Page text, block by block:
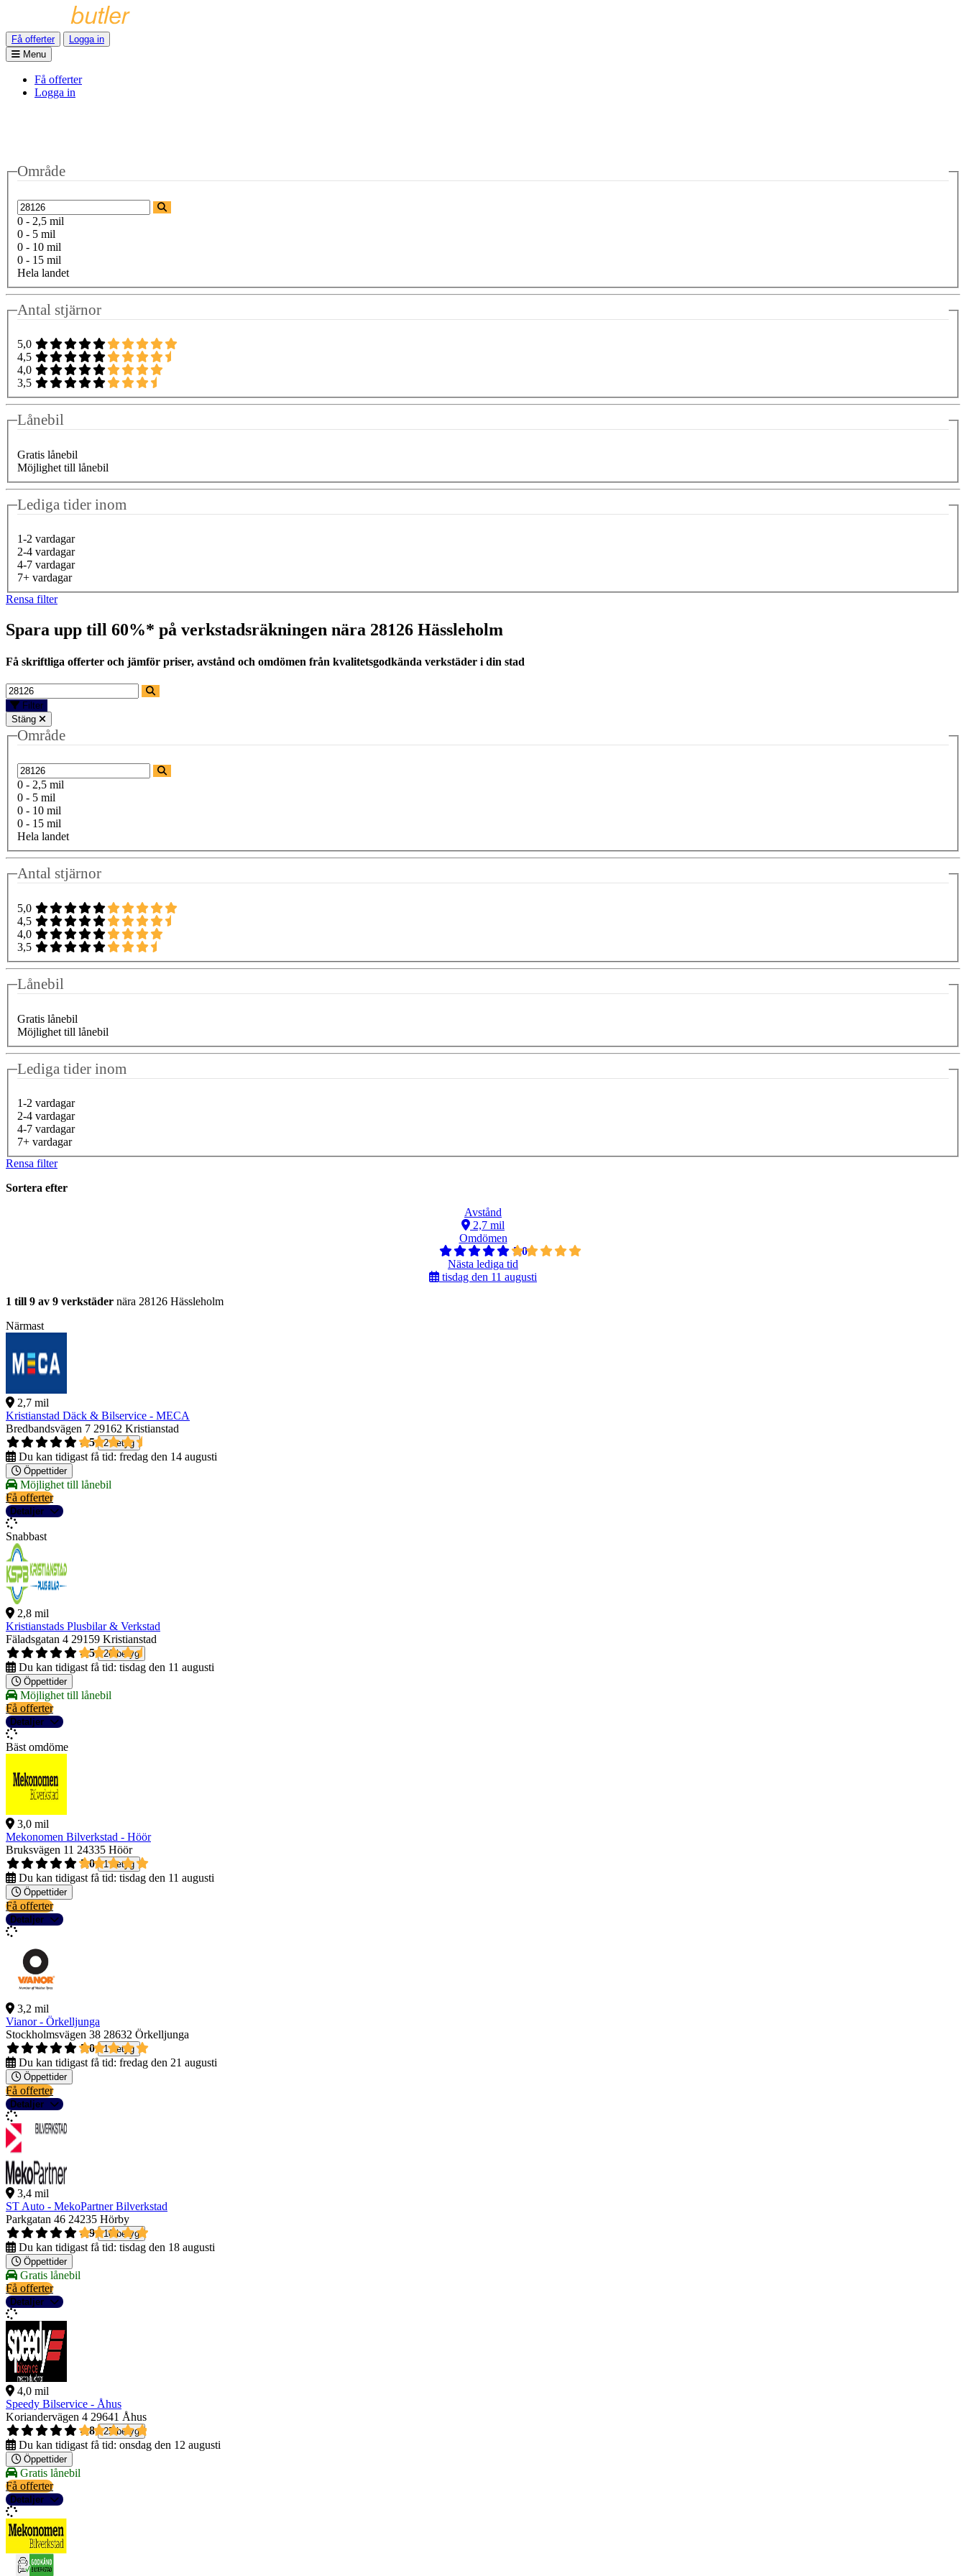
Få offerter
Logga in
Menu
Få offerter
Logga in
Område
0 - 2,5 mil
0 - 5 mil
0 - 10 mil
0 - 15 mil
Hela landet
Antal stjärnor
5,0
4,5
4,0
3,5
Lånebil
Gratis lånebil
Möjlighet till lånebil
Lediga tider inom
1-2 vardagar
2-4 vardagar
4-7 vardagar
7+ vardagar
Rensa filter
Spara upp till 60%* på verkstadsräkningen nära 28126 Hässleholm
Få skriftliga offerter och jämför priser, avstånd och omdömen från kvalitetsgodkända verkstäder i din stad
Filter
Stäng
Område
0 - 2,5 mil
0 - 5 mil
0 - 10 mil
0 - 15 mil
Hela landet
Antal stjärnor
5,0
4,5
4,0
3,5
Lånebil
Gratis lånebil
Möjlighet till lånebil
Lediga tider inom
1-2 vardagar
2-4 vardagar
4-7 vardagar
7+ vardagar
Rensa filter
Sortera efter
Avstånd
2,7 mil
Omdömen
5,0
Nästa lediga tid
tisdag den 11 augusti
1 till 9 av 9 verkstäder nära 28126 Hässleholm
Närmast
2,7 mil
Kristianstad Däck & Bilservice - MECA
Bredbandsvägen 7 29162 Kristianstad
4,5
2 betyg
Du kan tidigast få tid: fredag den 14 augusti
Öppettider
Möjlighet till lånebil
Få offerter
Detaljer
Snabbast
2,8 mil
Kristianstads Plusbilar & Verkstad
Fäladsgatan 4 29159 Kristianstad
4,5
26 betyg
Du kan tidigast få tid: tisdag den 11 augusti
Öppettider
Möjlighet till lånebil
Få offerter
Detaljer
Bäst omdöme
3,0 mil
Mekonomen Bilverkstad - Höör
Bruksvägen 11 24335 Höör
5,0
1 betyg
Du kan tidigast få tid: tisdag den 11 augusti
Öppettider
Få offerter
Detaljer
3,2 mil
Vianor - Örkelljunga
Stockholmsvägen 38 28632 Örkelljunga
5,0
1 betyg
Du kan tidigast få tid: fredag den 21 augusti
Öppettider
Få offerter
Detaljer
3,4 mil
ST Auto - MekoPartner Bilverkstad
Parkgatan 46 24235 Hörby
4,9
10 betyg
Du kan tidigast få tid: tisdag den 18 augusti
Öppettider
Gratis lånebil
Få offerter
Detaljer
4,0 mil
Speedy Bilservice - Åhus
Koriandervägen 4 29641 Åhus
4,8
25 betyg
Du kan tidigast få tid: onsdag den 12 augusti
Öppettider
Gratis lånebil
Få offerter
Detaljer